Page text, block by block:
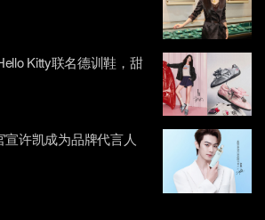
Kitty联名德训鞋，甜
许凯成为品牌代言人